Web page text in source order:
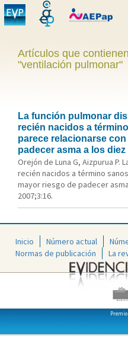
Artículos que
"ventilación pulmonar"
La función pulmonar
recién nacidos a
parece relacionarse
padecer asma a los
Orejón de Luna G, Aizpurua P.
recién nacidos a término
mayor riesgo de padecer
2007;3:16.
Inicio Número actual
Normas de publicación
La
Premio